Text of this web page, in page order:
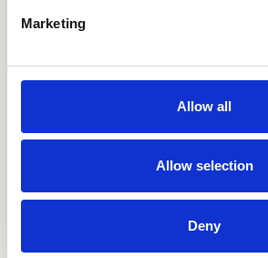
Marketing
Allow all
Allow selection
Deny